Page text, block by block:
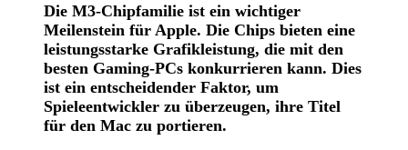
Die M3-Chipfamilie ist ein wichtiger
Meilenstein für Apple. Die Chips bieten eine
leistungsstarke Grafikleistung, die mit den
besten Gaming-PCs konkurrieren kann. Dies
ist ein entscheidender Faktor, um
Spieleentwickler zu überzeugen, ihre Titel
für den Mac zu portieren.